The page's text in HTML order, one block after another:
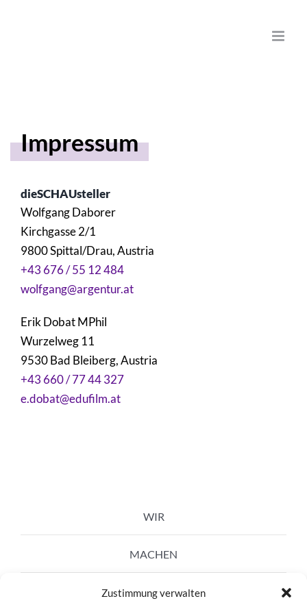
Zustimmung verwalten
Impressum
dieSCHAUsteller
Wolfgang Daborer
Kirchgasse 2/1
9800 Spittal/Drau, Austria
+43 676 / 55 12 484
wolfgang@argentur.at
Erik Dobat MPhil
Wurzelweg 11
9530 Bad Bleiberg, Austria
+43 660 / 77 44 327
e.dobat@edufilm.at
WIR
MACHEN
AUSSTELLUNGEN